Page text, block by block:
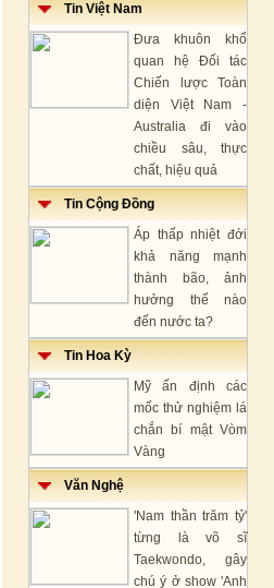
Tin Việt Nam
Đưa khuôn khổ
quan hệ Đối tác
Chiến lược Toàn
diện Việt Nam -
Australia đi vào
chiều sâu, thực
chất, hiệu quả
Tin Cộng Đồng
Áp thấp nhiệt đới
khả năng mạnh
thành bão, ảnh
hưởng thế nào
đến nước ta?
Tin Hoa Kỳ
Mỹ ấn định các
mốc thử nghiệm lá
chắn bí mật Vòm
Vàng
Văn Nghệ
'Nam thần trăm tỷ'
từng là võ sĩ
Taekwondo, gây
chú ý ở show 'Anh